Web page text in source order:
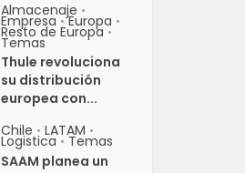
Almacenaje •
Empresa • Europa •
Resto de Europa •
Temas
Thule revoluciona
su distribución
europea con...
Chile • LATAM •
Logistica • Temas
SAAM planea un